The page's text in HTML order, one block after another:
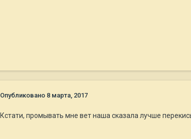
Опубликовано 8 марта, 2017
Кстати, промывать мне вет наша сказала лучше